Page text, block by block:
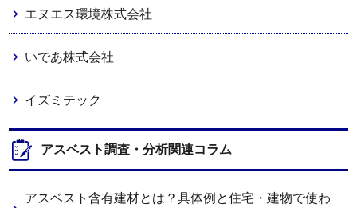
エヌエス環境株式会社
いであ株式会社
イズミテック
アスベスト調査・分析関連コラム
アスベスト含有建材とは？具体例と住宅・建物で使わ